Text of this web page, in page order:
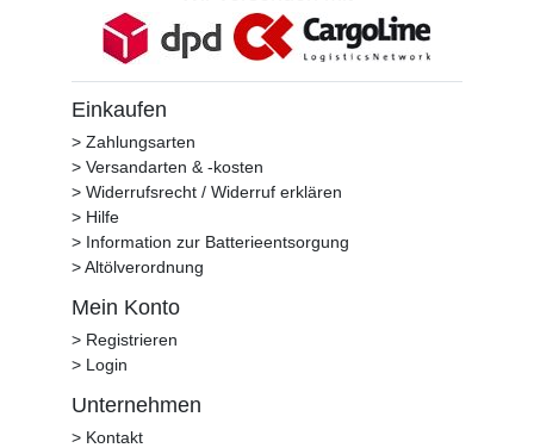
Einkaufen
> Zahlungsarten
> Versandarten & -kosten
> Widerrufsrecht / Widerruf erklären
> Hilfe
> Information zur Batterieentsorgung
> Altölverordnung
Mein Konto
> Registrieren
> Login
Unternehmen
> Kontakt